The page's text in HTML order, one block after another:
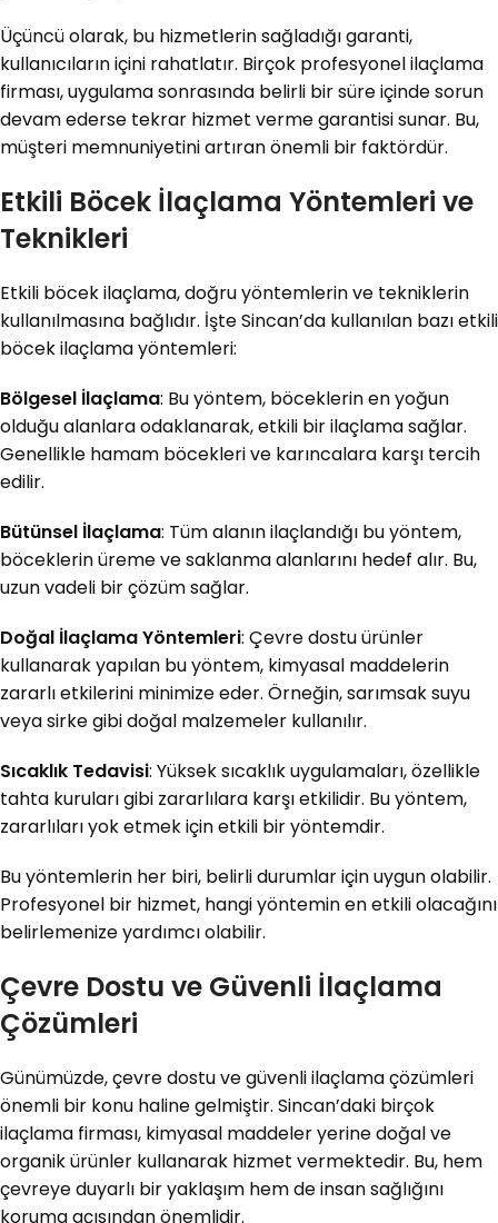
Üçüncü olarak, bu hizmetlerin sağladığı garanti,
kullanıcıların içini rahatlatır. Birçok profesyonel ilaçlama
firması, uygulama sonrasında belirli bir süre içinde sorun
devam ederse tekrar hizmet verme garantisi sunar. Bu,
müşteri memnuniyetini artıran önemli bir faktördür.
Etkili Böcek İlaçlama Yöntemleri ve
Teknikleri
Etkili böcek ilaçlama, doğru yöntemlerin ve tekniklerin
kullanılmasına bağlıdır. İşte Sincan’da kullanılan bazı etkili
böcek ilaçlama yöntemleri:
Bölgesel İlaçlama: Bu yöntem, böceklerin en yoğun
olduğu alanlara odaklanarak, etkili bir ilaçlama sağlar.
Genellikle hamam böcekleri ve karıncalara karşı tercih
edilir.
Bütünsel İlaçlama: Tüm alanın ilaçlandığı bu yöntem,
böceklerin üreme ve saklanma alanlarını hedef alır. Bu,
uzun vadeli bir çözüm sağlar.
Doğal İlaçlama Yöntemleri: Çevre dostu ürünler
kullanarak yapılan bu yöntem, kimyasal maddelerin
zararlı etkilerini minimize eder. Örneğin, sarımsak suyu
veya sirke gibi doğal malzemeler kullanılır.
Sıcaklık Tedavisi: Yüksek sıcaklık uygulamaları, özellikle
tahta kuruları gibi zararlılara karşı etkilidir. Bu yöntem,
zararlıları yok etmek için etkili bir yöntemdir.
Bu yöntemlerin her biri, belirli durumlar için uygun olabilir.
Profesyonel bir hizmet, hangi yöntemin en etkili olacağını
belirlemenize yardımcı olabilir.
Çevre Dostu ve Güvenli İlaçlama
Çözümleri
Günümüzde, çevre dostu ve güvenli ilaçlama çözümleri
önemli bir konu haline gelmiştir. Sincan’daki birçok
ilaçlama firması, kimyasal maddeler yerine doğal ve
organik ürünler kullanarak hizmet vermektedir. Bu, hem
çevreye duyarlı bir yaklaşım hem de insan sağlığını
koruma açısından önemlidir.